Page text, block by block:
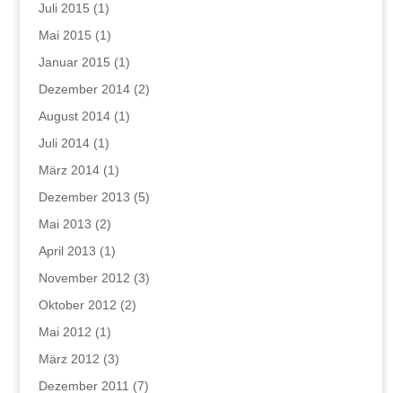
Juli 2015 (1)
Mai 2015 (1)
Januar 2015 (1)
Dezember 2014(2)
August 2014(1)
Juli 2014(1)
März 2014(1)
Dezember 2013 (5)
Mai 2013 (2)
April 2013 (1)
November 2012 (3)
Oktober 2012 (2)
Mai 2012 (1)
März 2012 (3)
Dezember 2011 (7)